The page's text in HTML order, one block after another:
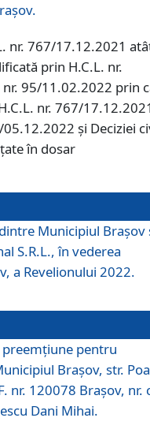
nr. 767/17.12.2021
prin H.C.L. nr.
95/11.02.2022 prin
nr. 767/
și Deciziei
în dosar
Municipiul Brașov
S.R.L., în vederea
a Revelionului 2022.
pentru
Braşov, str.
nr. 120078 Brașov, nr.
Dani Mihai.